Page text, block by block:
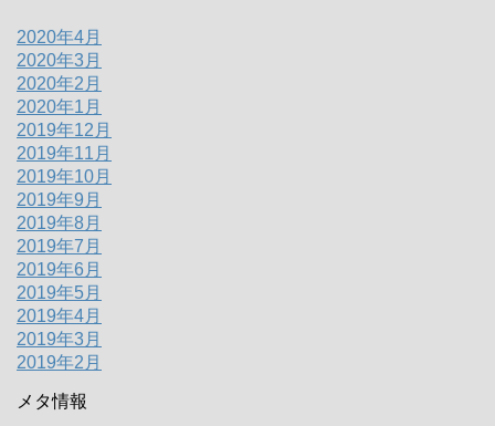
2020年4月
2020年3月
2020年2月
2020年1月
2019年12月
2019年11月
2019年10月
2019年9月
2019年8月
2019年7月
2019年6月
2019年5月
2019年4月
2019年3月
2019年2月
メタ情報